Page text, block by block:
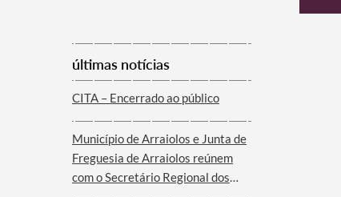
últimas notícias
CITA – Encerrado ao público
Município de Arraiolos e Junta de
Freguesia de Arraiolos reúnem
com o Secretário Regional dos